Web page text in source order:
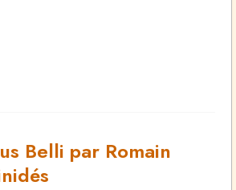
Belli par Romain